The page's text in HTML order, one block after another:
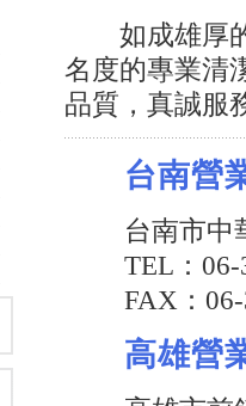
如成雄厚的
名度的專業清
品質，真誠服
台南營
台南市中
TEL：06-
FAX：
高雄營